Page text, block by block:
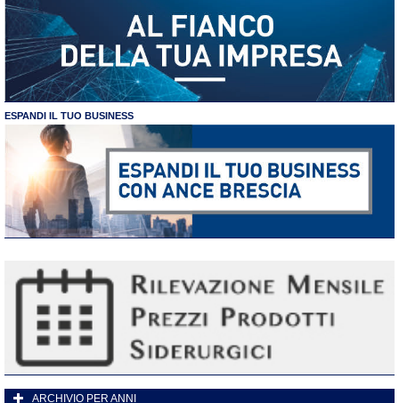
ESPANDI IL TUO BUSINESS
ARCHIVIO PER ANNI